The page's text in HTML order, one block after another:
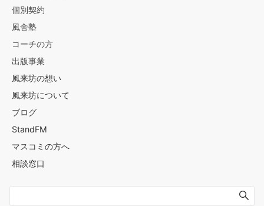
個別契約
風舎塾
コーチの方
出版事業
風来坊の想い
風来坊について
ブログ
StandFM
マスコミの方へ
相談窓口